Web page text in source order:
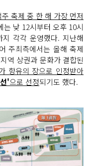
축제 중 한 해 가장 먼저
는 낮 12시부터 오후 10시
각각 운영했다. 지난해
주최측에서는 올해 축제
역 상권과 문화가 결합된
향유의 장으로 인정받아
'으로 선정되기도 했다.